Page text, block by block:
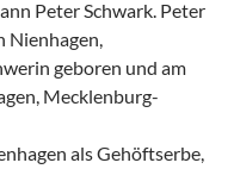
Peter Schwark. Peter
Nienhagen,
geboren und am
Mecklenburg-
als Gehöftserbe,